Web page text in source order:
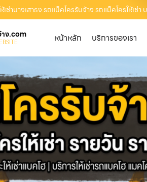
เช่าบางเสาธง รถแม็คโครรับจ้าง รถแม็คโครให้เ
ง.com หน้าหลัก บริการของเรา